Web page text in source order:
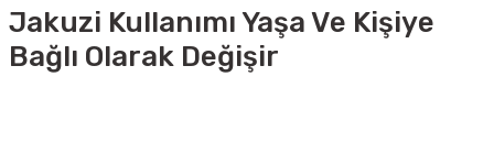
Jakuzi Kullanımı Yaşa Ve Kişiye
Bağlı Olarak Değişir